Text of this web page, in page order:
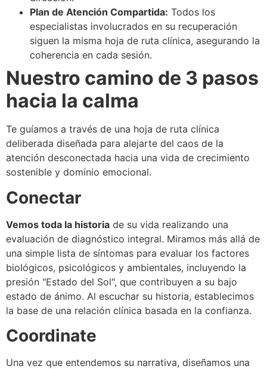
Plan de Atención Compartida: Todos los
especialistas involucrados en su recuperación
siguen la misma hoja de ruta clínica, asegurando la
coherencia en cada sesión.
Nuestro camino de 3 pasos
hacia la calma
Te guíamos a través de una hoja de ruta clínica
deliberada diseñada para alejarte del caos de la
atención desconectada hacia una vida de crecimiento
sostenible y dominio emocional.
Conectar
Vemos toda la historia de su vida realizando una
evaluación de diagnóstico integral. Miramos más allá de
una simple lista de síntomas para evaluar los factores
biológicos, psicológicos y ambientales, incluyendo la
presión "Estado del Sol", que contribuyen a su bajo
estado de ánimo. Al escuchar su historia, establecimos
la base de una relación clínica basada en la confianza.
Coordinate
Una vez que entendemos su narrativa, diseñamos una